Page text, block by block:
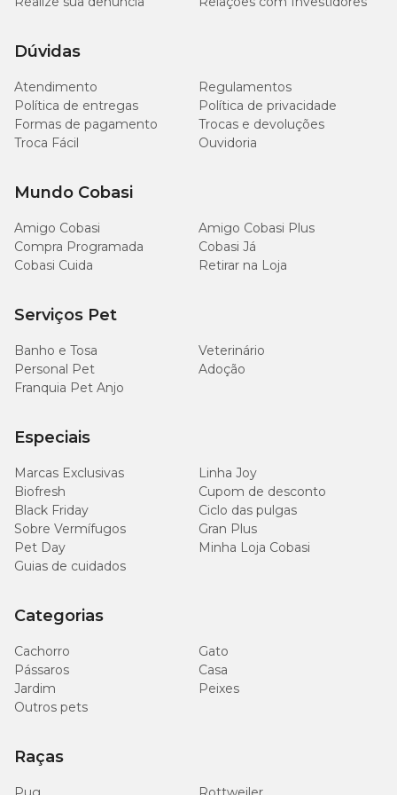
Umidade (máx.)
820
g/kg
82%
Proteína Bruta (mín.) 90 g/kg
Extrato Etéreo (mín.)
Matéria Fibrosa (máx.) 15 g/kg
mg/kg
Cálcio (máx.)
Sódio (mín.)
500
mg/kg
Potássio (mín.)
Taurina (mín.)
500
Zinco (mín.)
Dúvidas
Atendimento
Regulamentos
Política de entregas
Política de privacidade
Formas de pagamento
Trocas e devoluções
Troca Fácil
Ouvidoria
Mundo Cobasi
Amigo Cobasi
Amigo Cobasi Plus
Compra Programada
Cobasi Já
Cobasi Cuida
Retirar na Loja
Serviços Pet
Banho e Tosa
Veterinário
Personal Pet
Adoção
Franquia Pet Anjo
Especiais
Marcas Exclusivas
Linha Joy
Biofresh
Cupom de desconto
Black Friday
Ciclo das pulgas
Sobre Vermífugos
Gran Plus
Pet Day
Minha Loja Cobasi
Guias de cuidados
Categorias
Cachorro
Gato
Pássaros
Casa
Jardim
Peixes
Outros pets
Raças